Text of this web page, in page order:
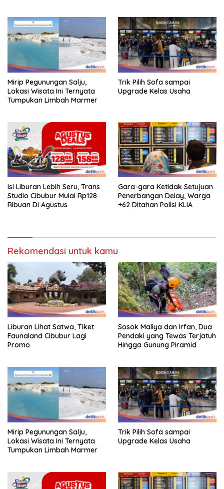
Mirip Pegunungan Salju,
Lokasi Wisata Ini Ternyata
Tumpukan Limbah Marmer
Trik Pilih Sofa sampai
Upgrade Kelas Usaha
Isi Liburan Lebih Seru, Trans
Studio Cibubur Mulai Rp128
Ribuan Di Agustus
Gara-gara Ketidak Setujuan
Penerbangan Delay, Warga
+62 Ditahan Polisi KLIA
Rekomendasi untuk kamu
Liburan Lihat Satwa, Tiket
Faunaland Cibubur Lagi
Promo
Sosok Maliya dan Irfan, Dua
Pendaki yang Tewas Terjatuh
Hingga Gunung Piramid
Mirip Pegunungan Salju,
Lokasi Wisata Ini Ternyata
Tumpukan Limbah Marmer
Trik Pilih Sofa sampai
Upgrade Kelas Usaha